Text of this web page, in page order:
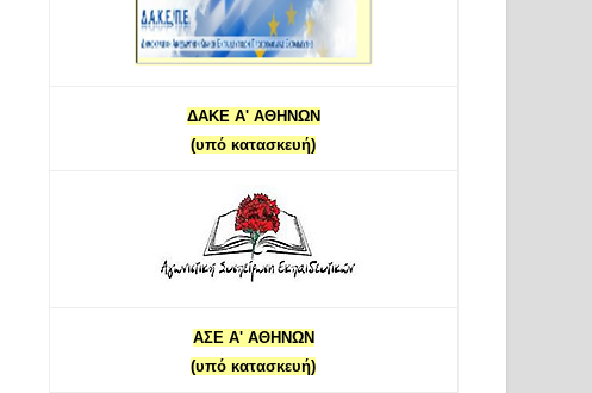
ΔΑΚΕ Α' ΑΘΗΝΩΝ
(υπό κατασκευή)
ΑΣΕ Α' ΑΘΗΝΩΝ
(υπό κατασκευή)